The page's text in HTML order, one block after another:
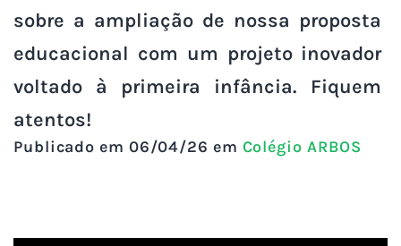
sobre a ampliação de nossa proposta
educacional com um projeto inovador
voltado à primeira infância. Fiquem
atentos!
Publicado em 06/04/26 em Colégio ARBOS